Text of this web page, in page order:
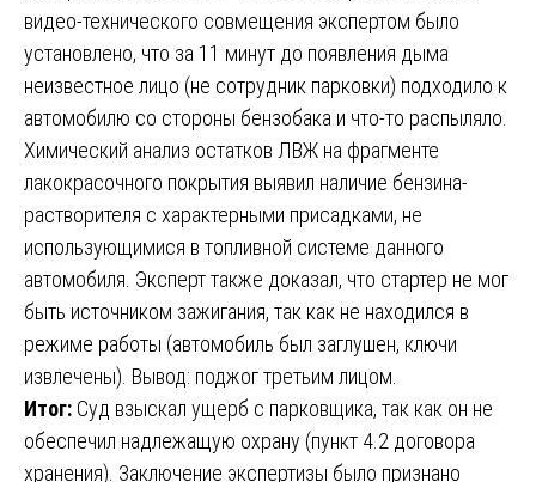
видео-технического совмещения экспертом было
установлено, что за 11 минут до появления дыма
неизвестное лицо (не сотрудник парковки) подходило к
автомобилю со стороны бензобака и что-то распыляло.
Химический анализ остатков ЛВЖ на фрагменте
лакокрасочного покрытия выявил наличие бензина-
растворителя с характерными присадками, не
использующимися в топливной системе данного
автомобиля. Эксперт также доказал, что стартер не мог
быть источником зажигания, так как не находился в
режиме работы (автомобиль был заглушен, ключи
извлечены). Вывод: поджог третьим лицом.
Итог: Суд взыскал ущерб с парковщика, так как он не
обеспечил надлежащую охрану (пункт 4.2 договора
хранения). Заключение экспертизы было признано